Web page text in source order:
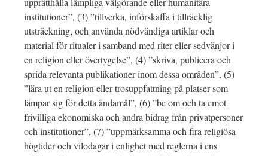
institutioner”, (3) ”tillverka, införskaffa i tillräcklig
utsträckning, och använda nödvändiga artiklar och
material för ritualer i samband med riter eller sedvänjor i
en religion eller övertygelse”, (4) ”skriva, publicera och
sprida relevanta publikationer inom dessa områden”, (5)
”lära ut en religion eller trosuppfattning på platser som
lämpar sig för detta ändamål”, (6) ”be om och ta emot
frivilliga ekonomiska och andra bidrag från privatpersoner
och institutioner”, (7) ”uppmärksamma och fira religiösa
högtider och vilodagar i enlighet med reglerna i ens